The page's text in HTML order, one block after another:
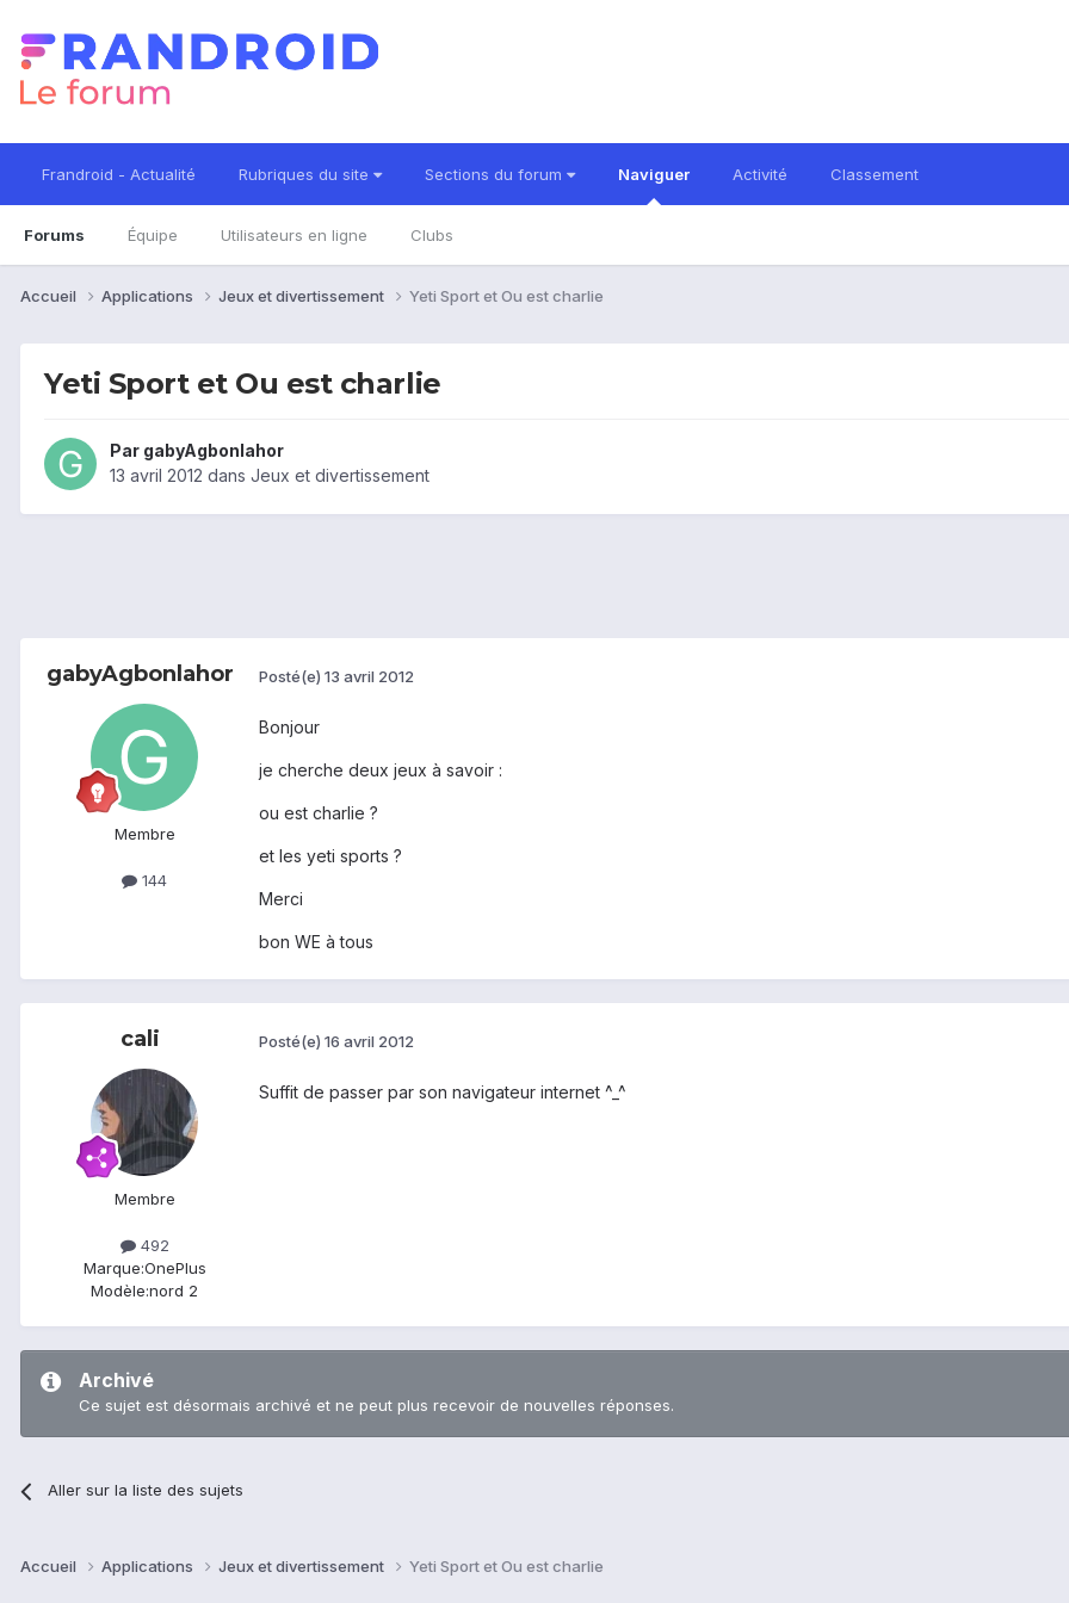
Frandroid - Actualité Rubriques du site Sections du forum Naviguer
Forums Équipe Utilisateurs en ligne Clubs
Activité Classement
Accueil Applications Jeux et divertissement Yeti Sport et Ou est charlie
Yeti Sport et Ou est charlie
Par gabyAgbonlahor
13 avril 2012 dans Jeux et divertissement
gabyAgbonlahor
Membre
144
Posté(e) 13 avril 2012
Bonjour
je cherche deux jeux à savoir :
ou est charlie ?
et les yeti sports ?
Merci
bon WE à tous
cali
Membre
492
Marque:OnePlus
Modèle:nord 2
Posté(e) 16 avril 2012
Suffit de passer par son navigateur internet ^_^
Archivé
Ce sujet est désormais archivé et ne peut plus recevoir de nouvelles réponses.
Aller sur la liste des sujets
Accueil Applications Jeux et divertissement Yeti Sport et Ou est charlie